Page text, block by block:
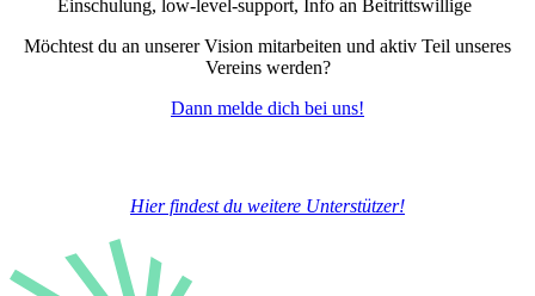
Einschulung, low-level-support, Info an Beitrittswillige
Möchtest du an unserer Vision mitarbeiten und aktiv Teil unseres
Vereins werden?
Dann melde dich bei uns!
Hier findest du weitere Unterstützer!